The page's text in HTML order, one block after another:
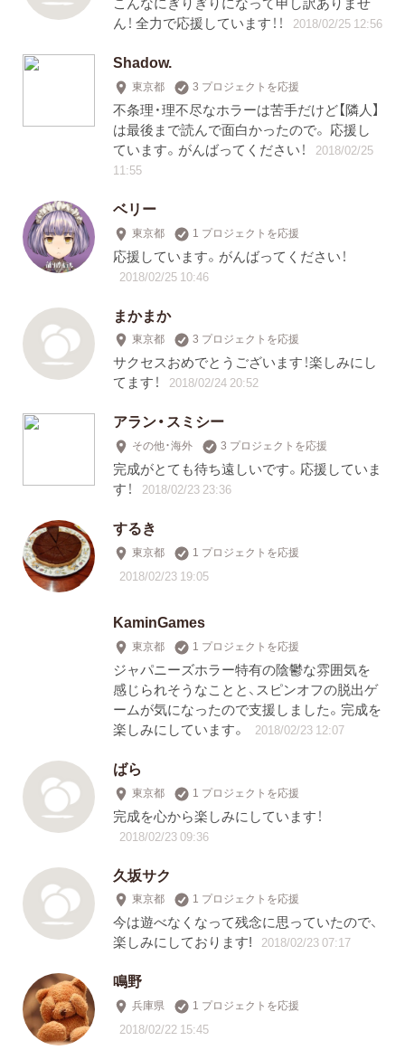
ん！ 全力で応援しています！！
2018/02/25 12:56
Shadow.
東京都 3 プロジェクトを応援
不条理・理不尽なホラーは苦手だけど【隣人】
は最後まで読んで面白かったので。 応援し
ています。がんばってください！
2018/02/25
11:55
ベリー
東京都 1 プロジェクトを応援
応援しています。がんばってください！
2018/02/25 10:46
まかまか
東京都 3 プロジェクトを応援
サクセスおめでとうございます！楽しみにし
てます！
2018/02/24 20:52
アラン・スミシー
その他・海外 3 プロジェクトを応援
完成がとても待ち遠しいです。応援していま
す！
2018/02/23 23:36
するき
東京都 1 プロジェクトを応援
2018/02/23 19:05
KaminGames
東京都 1 プロジェクトを応援
ジャパニーズホラー特有の陰鬱な雰囲気を
感じられそうなことと、スピンオフの脱出ゲ
ームが気になったので支援しました。完成を
楽しみにしています。
2018/02/23 12:07
ばら
東京都 1 プロジェクトを応援
完成を心から楽しみにしています！
2018/02/23 09:36
久坂サク
東京都 1 プロジェクトを応援
今は遊べなくなって残念に思っていたので、
楽しみにしております!
2018/02/23 07:17
鳴野
兵庫県 1 プロジェクトを応援
2018/02/22 15:45